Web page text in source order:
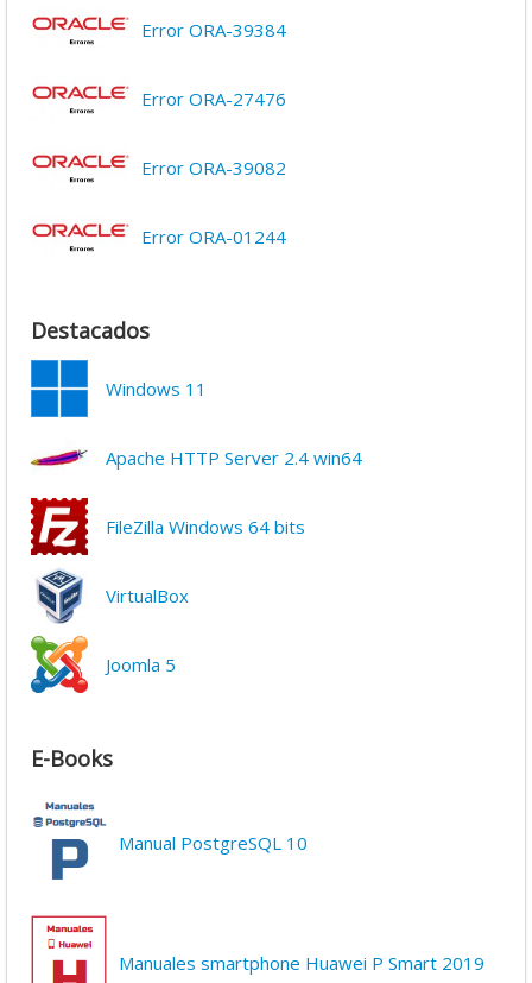
Error ORA-39384
Error ORA-27476
Error ORA-39082
Error ORA-01244
Destacados
Windows 11
Apache HTTP Server 2.4 win64
FileZilla Windows 64 bits
VirtualBox
Joomla 5
E-Books
Manual PostgreSQL 10
Manuales smartphone Huawei P Smart 2019